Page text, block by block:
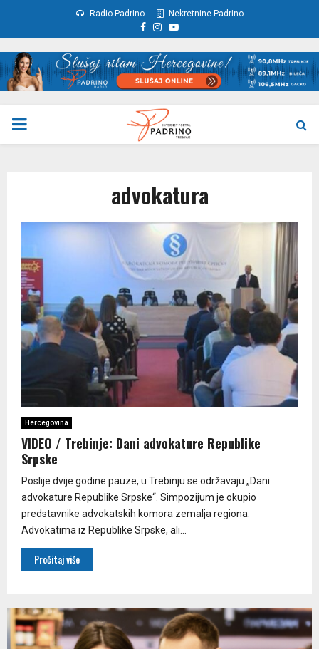
Radio Padrino Nekretnine Padrino
Facebook
Instagram
Youtube
PRIMARY
advokatura
Hercegovina
VIDEO / Trebinje: Dani advokature Republike
Srpske
Poslije dvije godine pauze, u Trebinju se održavaju „Dani
advokature Republike Srpske“. Simpozijum je okupio
predstavnike advokatskih komora zemalja regiona.
Advokatima iz Republike Srpske, ali...
Pročitaj više